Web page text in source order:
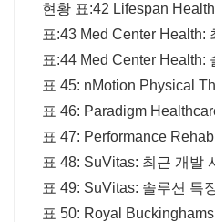
현황 표:42 Lifespan
표:43 Med Center Health:
표:44 Med Center Health:
표 45: nMotion Physical
표 46: Paradigm
표 47: Performance
표 48: SuVitas: 최근 개발
표 49: SuVitas: 솔루션 특
표 50: Royal